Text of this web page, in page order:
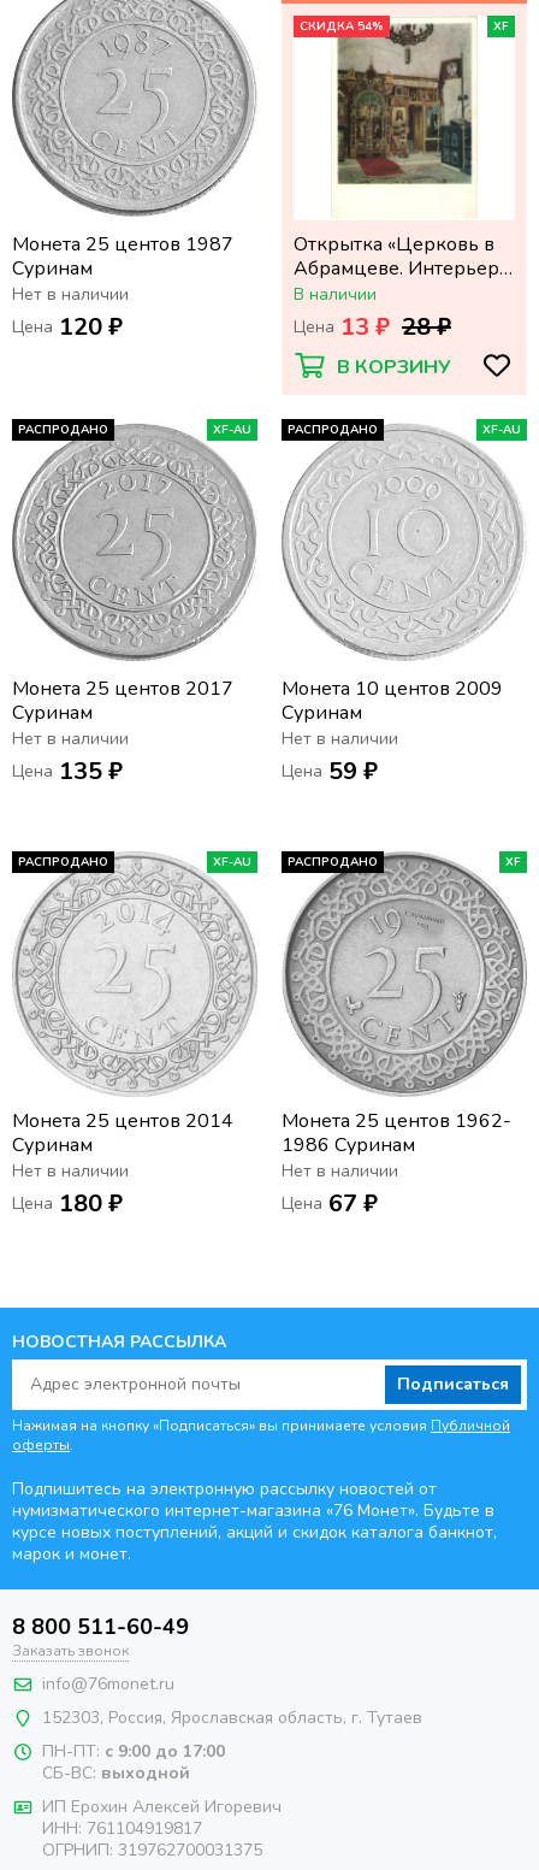
Монета 25 центов 1987
Суринам
Нет в наличии
Цена 120 ₽
СКИДКА 54% XF
Открытка «Церковь в
Абрамцеве. Интерьер»
И. С. Остроухов (1858—
1929)
В наличии
Цена 13 ₽ 28 ₽
В КОРЗИНУ
РАСПРОДАНО XF-AU
Монета 25 центов 2017
Суринам
Нет в наличии
Цена 135 ₽
РАСПРОДАНО XF-AU
Монета 10 центов 2009
Суринам
Нет в наличии
Цена 59 ₽
РАСПРОДАНО XF-AU
Монета 25 центов 2014
Суринам
Нет в наличии
Цена 180 ₽
РАСПРОДАНО XF
Монета 25 центов 1962-
1986 Суринам
Нет в наличии
Цена 67 ₽
НОВОСТНАЯ РАССЫЛКА
Подписаться
Нажимая на кнопку «Подписаться» вы принимаете условия Публичной
оферты.
Подпишитесь на электронную рассылку новостей от
нумизматического интернет-магазина «76 Монет». Будьте в
курсе новых поступлений, акций и скидок каталога банкнот,
марок и монет.
8 800 511-60-49
Заказать звонок
info@76monet.ru
152303, Россия, Ярославская область, г. Тутаев
ПН-ПТ: с 9:00 до 17:00
СБ-ВС: выходной
ИП Ерохин Алексей Игоревич
ИНН: 761104919817
ОГРНИП: 319762700031375